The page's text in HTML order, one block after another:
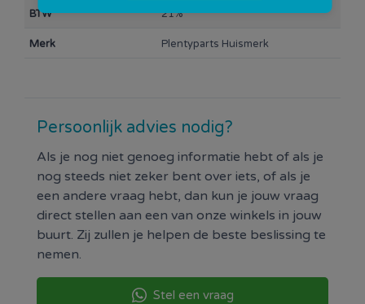
Uitgebreid assortiment kabels voor audio,
Ook veel losse stekkers, pluggen en verlopen
In onze winkels altijd het beste advies van onze
Tablet & Smartphone producten van ons
Plentyparts Huismerk zijn altijd van de beste
prijs/kwaliteit verhouding. Met ons brede
assortiment grijp je nooit mis enin onze winkels
vind je vaak nog veel meer oplossingen voor jou
telefoon, tv of ander apparaat.
BTW 21%
Merk Plentyparts Huismerk
Persoonlijk advies nodig?
Als je nog niet genoeg informatie hebt of als je
nog steeds niet zeker bent over iets, of als je
een andere vraag hebt, dan kun je jouw vraag
direct stellen aan een van onze winkels in jouw
buurt. Zij zullen je helpen de beste beslissing te
nemen.
Stel een vraag